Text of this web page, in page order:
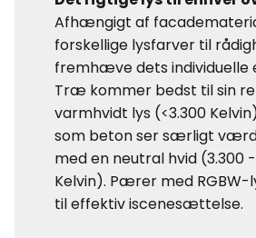
Afhængigt af
forskellige lysfarver til
fremhæve dets individuelle
Træ kommer bedst til sin
varmhvidt lys (<3.300
som beton ser særligt
med en neutral hvid (3.300
Kelvin). Pærer med RGBW-
til effektiv iscenesættelse.